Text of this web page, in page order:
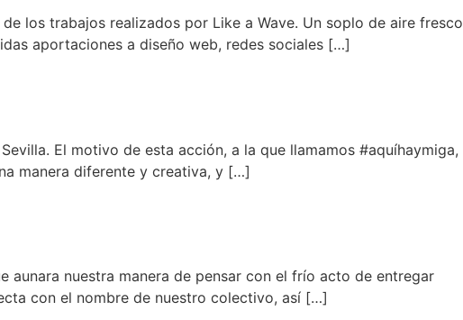
los trabajos realizados por Like a Wave. Un soplo de aire fresco
aportaciones a diseño web, redes sociales […]
El motivo de esta acción, a la que llamamos #aquíhaymiga,
manera diferente y creativa, y […]
aunara nuestra manera de pensar con el frío acto de entregar
con el nombre de nuestro colectivo, así […]